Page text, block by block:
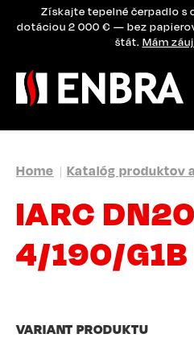
Získajte tepelné čerpadlo s
dotáciou 2 000 € — bez
štát. Mám
BREADCRUMB
Home Katalóg produktov
IARC
4/190/G1B
VARIANT PRODUKTU